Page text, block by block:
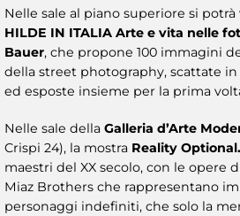
Nelle sale al piano superiore si potrà
HILDE IN ITALIA Arte e vita nelle
Bauer, che propone 100 immagini
della street photography, scattate
ed esposte insieme per la prima
Nelle sale della Galleria d’Arte
Crispi 24), la mostra Reality
maestri del XX secolo, con le opere
Miaz Brothers che rappresentano
personaggi indefiniti, che solo la